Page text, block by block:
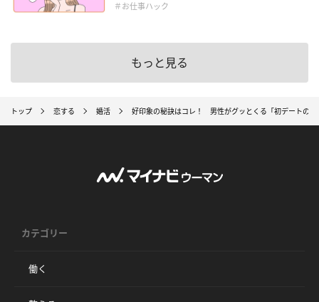
＃お仕事ハック
もっと見る
トップ 恋する 婚活 好印象の秘訣はコレ！ 男性がグッとくる「初デートのお
カテゴリー
働く